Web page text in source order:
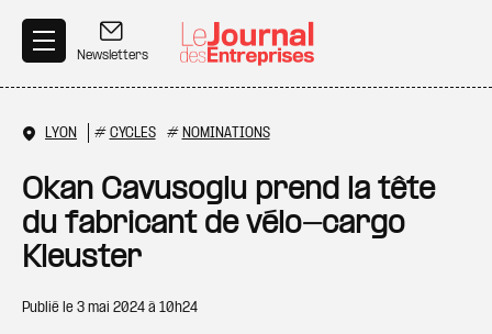
Newsletters
LYON # CYCLES # NOMINATIONS
Okan Cavusoglu prend la tête
du fabricant de vélo-cargo
Kleuster
Publié le 3 mai 2024 à 10h24